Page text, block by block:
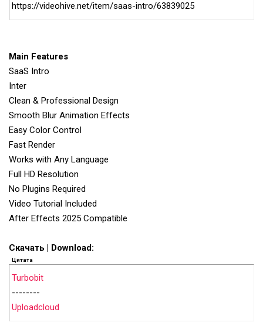
https://videohive.net/item/saas-intro/63839025
Main Features
SaaS Intro
Inter
Clean & Professional Design
Smooth Blur Animation Effects
Easy Color Control
Fast Render
Works with Any Language
Full HD Resolution
No Plugins Required
Video Tutorial Included
After Effects 2025 Compatible
Скачать | Download:
Цитата
Turbobit
--------
Uploadcloud